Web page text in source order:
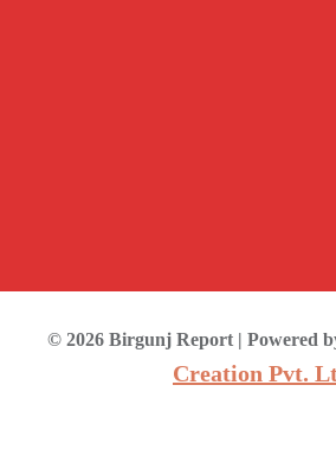
© 2026 Birgunj Report | Powered
Creation Pvt.